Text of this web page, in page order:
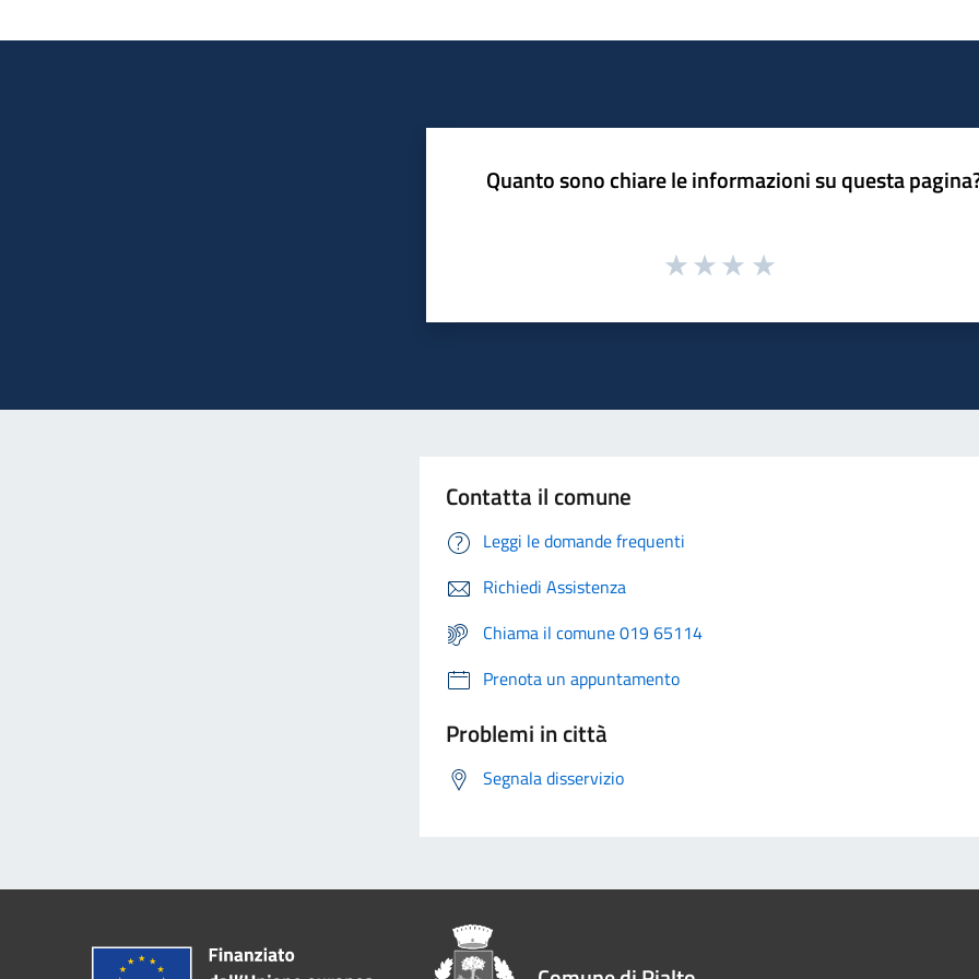
Quanto sono chiare le informazioni su questa
Contatta il comune
Leggi le domande frequenti
Richiedi Assistenza
Chiama il comune 019 65114
Prenota un appuntamento
Problemi in città
Segnala disservizio